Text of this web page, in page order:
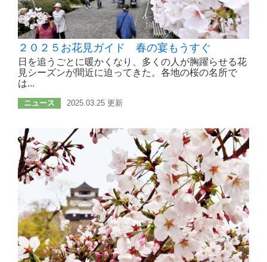
２０２５お花見ガイド 春の宴もうすぐ
日を追うごとに暖かくなり、多くの人が胸躍らせる花
見シーズンが間近に迫ってきた。各地の桜の名所で
は...
ニュース 2025.03.25 更新